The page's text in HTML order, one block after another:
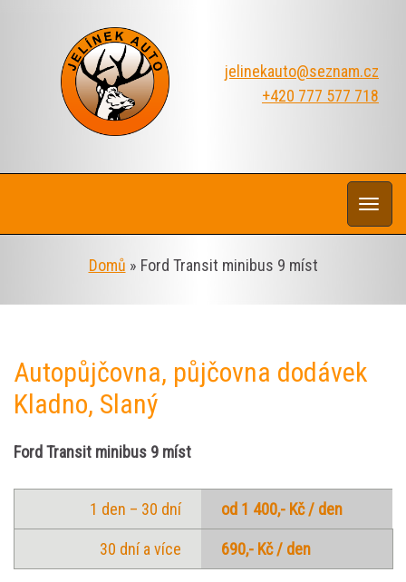
jelinekauto@seznam.cz
+420 777 577 718
Domů » Ford Transit minibus 9 míst
Autopůjčovna, půjčovna dodávek
Kladno, Slaný
Ford Transit minibus 9 míst
1 den – 30 dní od 1 400,- Kč / den
30 dní a více 690,- Kč / den